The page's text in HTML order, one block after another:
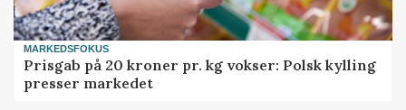
MARKEDSFOKUS
Prisgab på 20 kroner pr. kg vokser: Polsk kylling
presser markedet